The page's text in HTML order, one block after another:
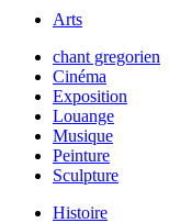
Arts
chant gregorien
Cinéma
Exposition
Louange
Musique
Peinture
Sculpture
Histoire